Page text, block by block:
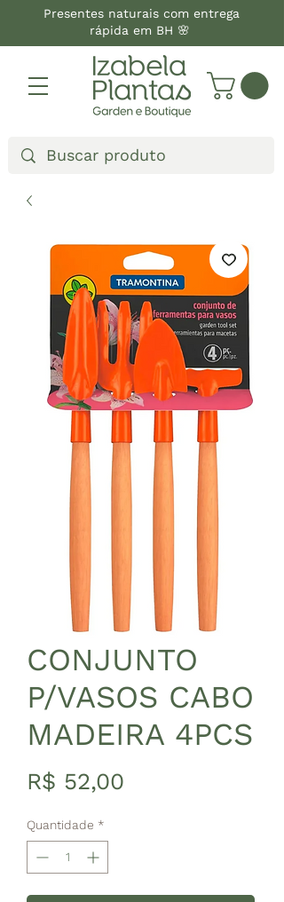
Presentes naturais com entrega
rápida em BH 🌸
CONJUNTO
P/VASOS CABO
MADEIRA 4PCS
R$ 52,00
Quantidade *